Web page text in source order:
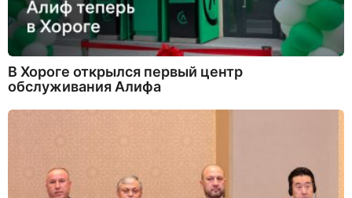
В Хороге открылся первый центр
обслуживания Алифа